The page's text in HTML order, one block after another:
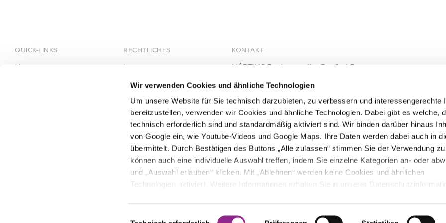
Wir verwenden Cookies und ähnliche Technologien
Um unsere Website für Sie technisch darzubieten, zu verbessern und interessengerechte
bereitzustellen, verwenden wir Cookies und ähnliche Technologien. Dabei gibt es welche,
technisch erforderlich sind und standardmäßig aktiviert sind. Wir binden darüber hinaus
von Google ein, wie Youtube-Videos und Google Maps. Ihre Daten werden dabei auch in
übermittelt. Durch Bestätigen des Buttons „Alle zulassen“ stimmen Sie der Verwendung
können auch eine individuelle Auswahl treffen, indem Sie einzelne Kategorien an- oder
und „Auswahl erlauben“ klicken. Mit „Ablehnen“ werden keine Cookies und ähnlichen
Technologien aktiviert. Weitere Informationen erhalten Sie in unserer
KONTAKT
HÄRTING Rechtsanwälte PartGmbB
10115 Berlin
+49 30 28305740
+49 30 28305744
mail@haerting.de
QUICK-LINKS
Home
RECHTLICHES
Impressum
Datenschutz